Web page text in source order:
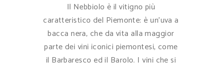
Il Nebbiolo è il vitigno più
caratteristico del Piemonte: è un'uva a
bacca nera, che da vita alla maggior
parte dei vini iconici piemontesi, come
il Barbaresco ed il Barolo. I vini che si